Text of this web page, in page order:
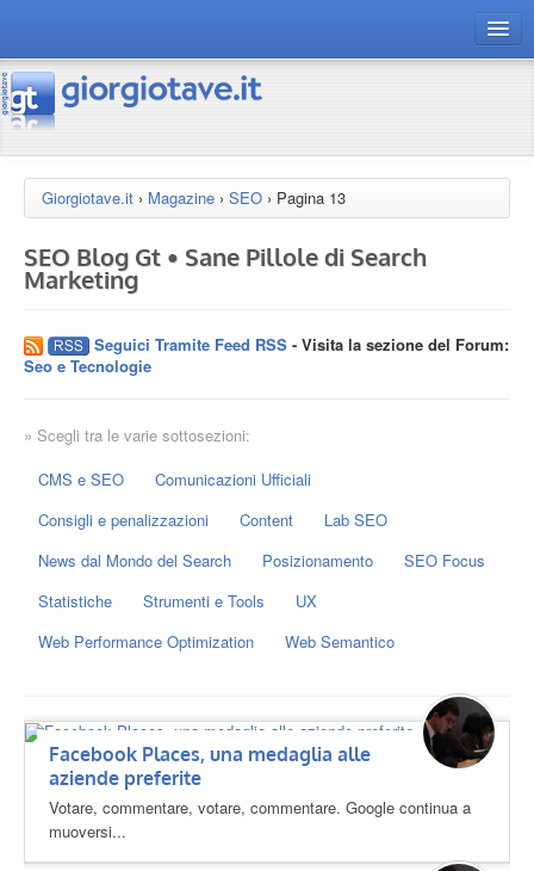
connect gt
risorse
Giorgiotave.it › Magazine › SEO › Pagina 13
SEO Blog Gt • Sane Pillole di Search
Marketing
Seguici Tramite Feed RSS - Visita la sezione del Forum:
Seo e Tecnologie
» Scegli tra le varie sottosezioni:
CMS e SEO
Comunicazioni Ufficiali
Consigli e penalizzazioni
Content
Lab SEO
News dal Mondo del Search
Posizionamento
SEO Focus
Statistiche
Strumenti e Tools
UX
Web Performance Optimization
Web Semantico
Facebook Places, una medaglia alle
aziende preferite
Votare, commentare, votare, commentare. Google continua a
muoversi...